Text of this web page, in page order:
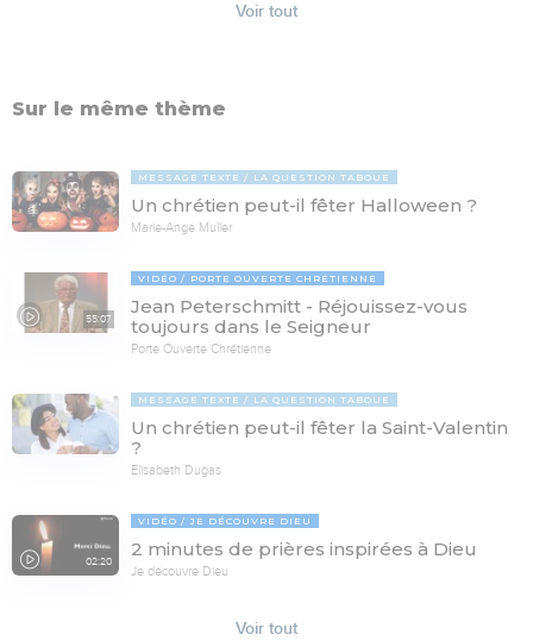
Voir tout
Sur le même thème
MESSAGE TEXTE LA QUESTION TABOUE
Un chrétien peut-il fêter Halloween ?
Marie-Ange Muller
55:07
VIDÉO PORTE OUVERTE CHRÉTIENNE
Jean Peterschmitt - Réjouissez-vous
toujours dans le Seigneur
Porte Ouverte Chrétienne
MESSAGE TEXTE LA QUESTION TABOUE
Un chrétien peut-il fêter la Saint-Valentin
?
Elisabeth Dugas
02:20
VIDÉO JE DÉCOUVRE DIEU
2 minutes de prières inspirées à Dieu
Je découvre Dieu
Voir tout